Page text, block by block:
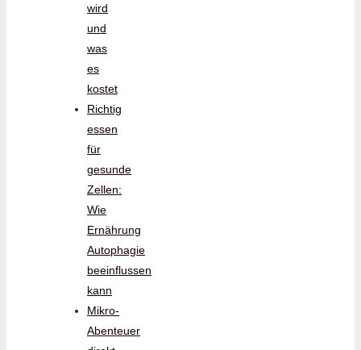
wird
und
was
es
kostet
Richtig
essen
für
gesunde
Zellen:
Wie
Ernährung
Autophagie
beeinflussen
kann
Mikro-
Abenteuer